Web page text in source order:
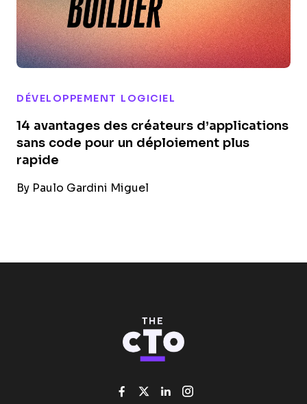
DÉVELOPPEMENT LOGICIEL
14 avantages des créateurs d’applications
sans code pour un déploiement plus
rapide
By Paulo Gardini Miguel
Like us on Facebook
Follow us on Twitter
Add us on
Follow us on